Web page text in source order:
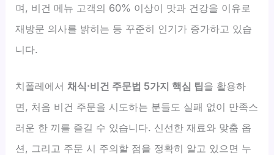
며, 비건 메뉴 고객의 60% 이상이 맛과 건강을 이유로
재방문 의사를 밝히는 등 꾸준히 인기가 증가하고 있습
니다.
치폴레에서채식·비건 주문법 5가지 핵심 팁을 활용하
면, 처음 비건 주문을 시도하는 분들도 실패 없이 만족스
러운 한 끼를 즐길 수 있습니다. 신선한 재료와 맞춤 옵
션, 그리고 주문 시 주의할 점을 정확히 알고 있으면 누